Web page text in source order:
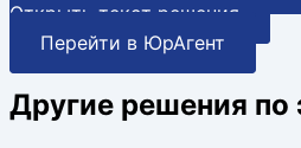
Открыть текст решения
Перейти в ЮрАгент
Другие решения по